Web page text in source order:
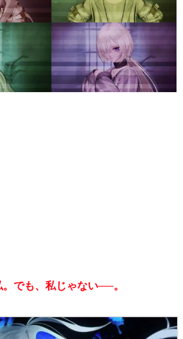
のいたり〜ゲームクリエイターの青春〜
ヌケ』『ペンと箸』等で知られるマンガ家・田中圭
によるゲーム業界レポートマンガです。
でゲームは面白い？
開発者・hamatsu氏がゲームの魅力を画面や操作の
な形から解き明かしていく、硬派で骨太な評論連載
でも、私じゃない──。